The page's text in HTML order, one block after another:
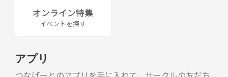
オンライン特集
イベントを探す
アプリ